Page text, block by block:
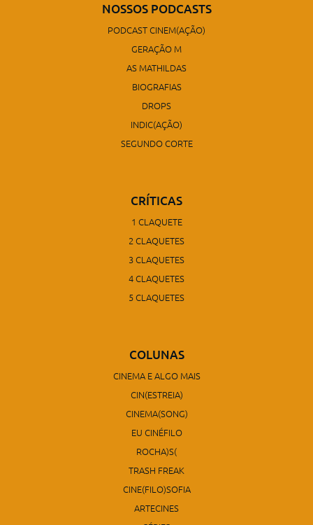
NOSSOS PODCASTS
PODCAST CINEM(AÇÃO)
GERAÇÃO M
AS MATHILDAS
BIOGRAFIAS
DROPS
INDIC(AÇÃO)
SEGUNDO CORTE
CRÍTICAS
1 CLAQUETE
2 CLAQUETES
3 CLAQUETES
4 CLAQUETES
5 CLAQUETES
COLUNAS
CINEMA E ALGO MAIS
CIN(ESTREIA)
CINEMA(SONG)
EU CINÉFILO
ROCHA)S(
TRASH FREAK
CINE(FILO)SOFIA
ARTECINES